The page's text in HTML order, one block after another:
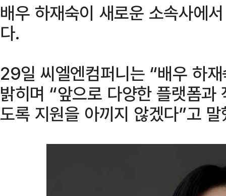
배우 하재숙이 새로운 소속사에
다.
29일 씨엘엔컴퍼니는 “배우 하
밝히며 “앞으로 다양한 플랫폼
도록 지원을 아끼지 않겠다”고